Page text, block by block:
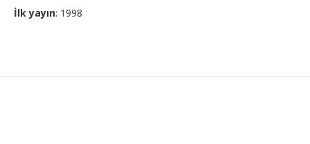
İlk yayın: 1998